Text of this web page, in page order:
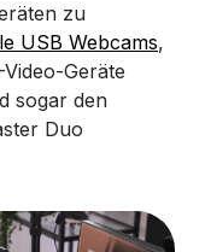
zu
USB Webcams,
Geräte
sogar den
Duo